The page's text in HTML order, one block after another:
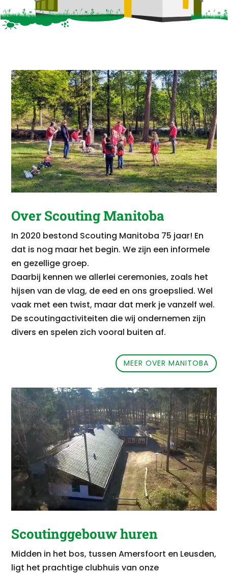
Over Scouting Manitoba
In 2020 bestond Scouting Manitoba 75 jaar! En
dat is nog maar het begin.We zijn een informele
en gezellige groep.
Daarbij kennen we allerlei ceremonies, zoals het
hijsen van de vlag, de eed en ons groepslied.Wel
vaak met een twist, maar dat merk je vanzelf wel.
De scoutingactiviteiten die wij ondernemen zijn
divers en spelen zich vooral buiten af.
MEER OVER MANITOBA
Scoutinggebouw huren
Midden in het bos, tussen Amersfoort en Leusden,
ligt het prachtige clubhuis van onze